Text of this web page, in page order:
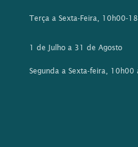
Terça a Sexta-Feira, 10h00-
1 de Julho a 31 de Agosto
Segunda a Sexta-feira, 10h00